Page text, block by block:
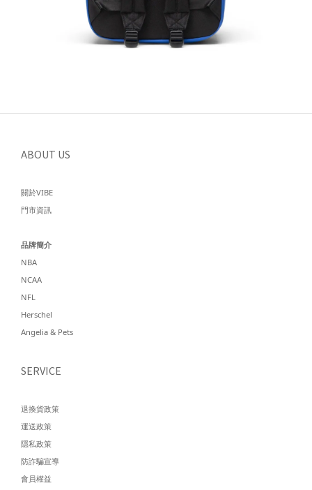
ABOUT US
關於VIBE
門市資訊
品牌簡介
NBA
NCAA
NFL
Herschel
Angelia & Pets
SERVICE
退換貨政策
運送政策
隱私政策
防詐騙宣導
會員權益